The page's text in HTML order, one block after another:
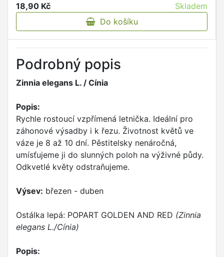
18,90 Kč
Skladem
Do košíku
Podrobný popis
Zinnia elegans L. / Cínia
Popis:
Rychle rostoucí vzpřímená letnička. Ideální pro
záhonové výsadby i k řezu. Životnost květů ve
váze je 8 až 10 dní. Pěstitelsky nenáročná,
umísťujeme ji do slunných poloh na výživné půdy.
Odkvetlé květy odstraňujeme.
Výsev: březen - duben
Ostálka lepá: POPART GOLDEN AND RED (Zinnia
elegans L./Cínia)
Popis: